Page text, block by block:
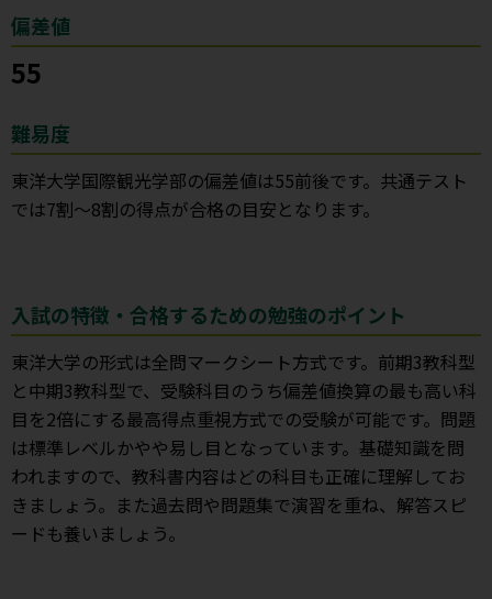
偏差値
55
難易度
東洋大学国際観光学部の偏差値は55前後です。共通テスト
では7割～8割の得点が合格の目安となります。
入試の特徴・合格するための勉強のポイント
東洋大学の形式は全問マークシート方式です。前期3教科型
と中期3教科型で、受験科目のうち偏差値換算の最も高い科
目を2倍にする最高得点重視方式での受験が可能です。問題
は標準レベルかやや易し目となっています。基礎知識を問
われますので、教科書内容はどの科目も正確に理解してお
きましょう。また過去問や問題集で演習を重ね、解答スピ
ードも養いましょう。